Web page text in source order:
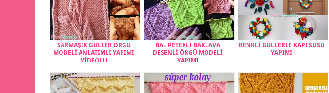
SARMAŞIK GÜLLER ÖRGÜ
MODELİ ANLATIMLI YAPIMI
VİDEOLU
BAL PETEKLİ BAKLAVA
DESENLİ ÖRGÜ MODELİ
YAPIMI
RENKLİ GÜLLERLE KAPI SÜSÜ
YAPIMI